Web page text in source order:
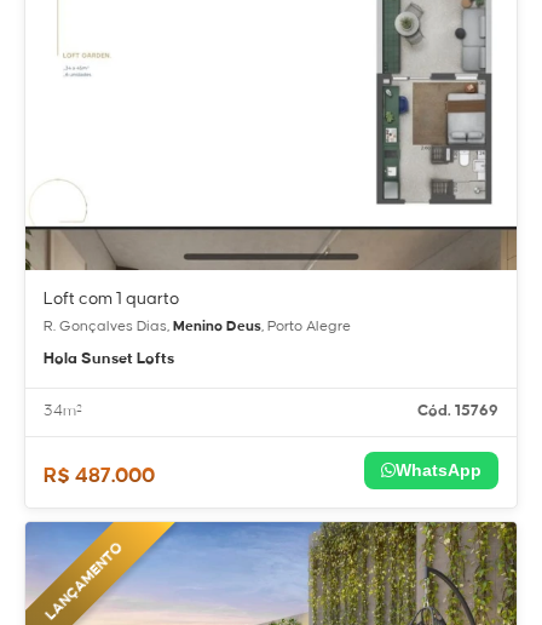
Loft com 1 quarto
R. Gonçalves Dias, Menino Deus, Porto Alegre
Hola Sunset Lofts
34m² Cód. 15769
R$ 487.000 WhatsApp
LANÇAMENTO